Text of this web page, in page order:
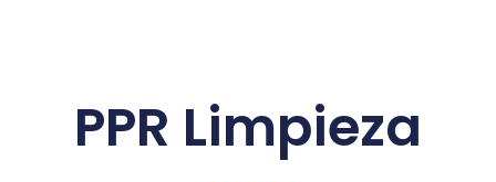
PPR Limpieza